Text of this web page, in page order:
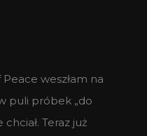
weszłam na
puli próbek „do
Teraz już